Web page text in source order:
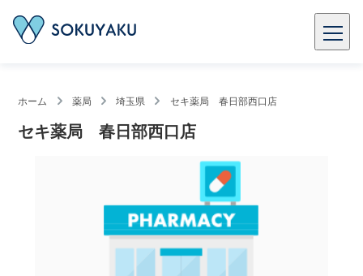
ホーム 薬局 埼玉県 セキ薬局 春日部西口店
セキ薬局 春日部西口店